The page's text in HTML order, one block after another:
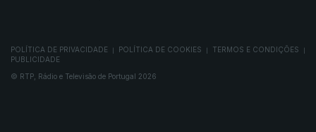
POLÍTICA DE PRIVACIDADE POLÍTICA DE COOKIES TERMOS E CONDIÇÕES
PUBLICIDADE
© RTP, Rádio e Televisão de Portugal 2026